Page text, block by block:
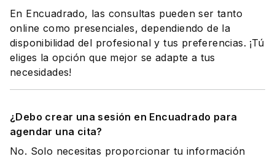
En Encuadrado, las consultas pueden ser tanto
online como presenciales, dependiendo de la
disponibilidad del profesional y tus preferencias. ¡Tú
eliges la opción que mejor se adapte a tus
necesidades!
¿Debo crear una sesión en Encuadrado para
agendar una cita?
No. Solo necesitas proporcionar tu información